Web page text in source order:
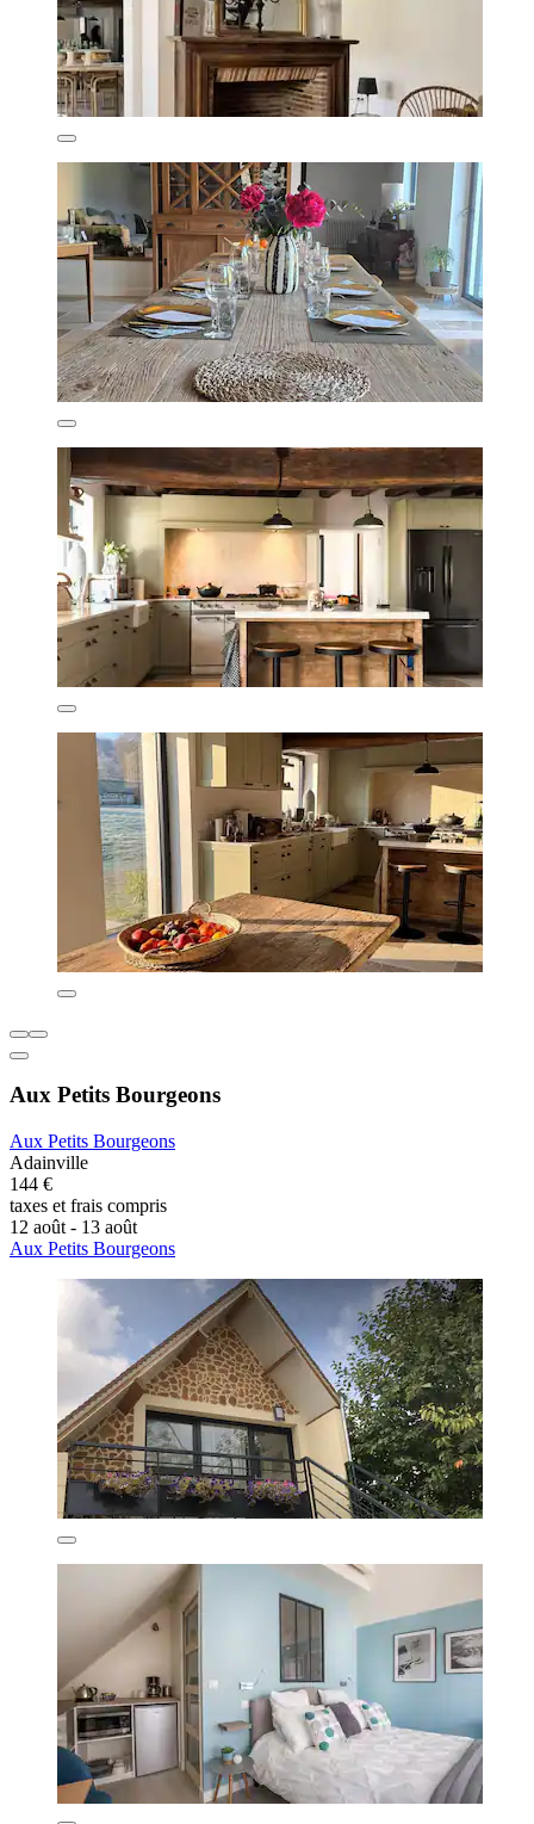
Aux Petits Bourgeons
Aux Petits Bourgeons
Adainville
144 €
taxes et frais compris
12 août - 13 août
Aux Petits Bourgeons